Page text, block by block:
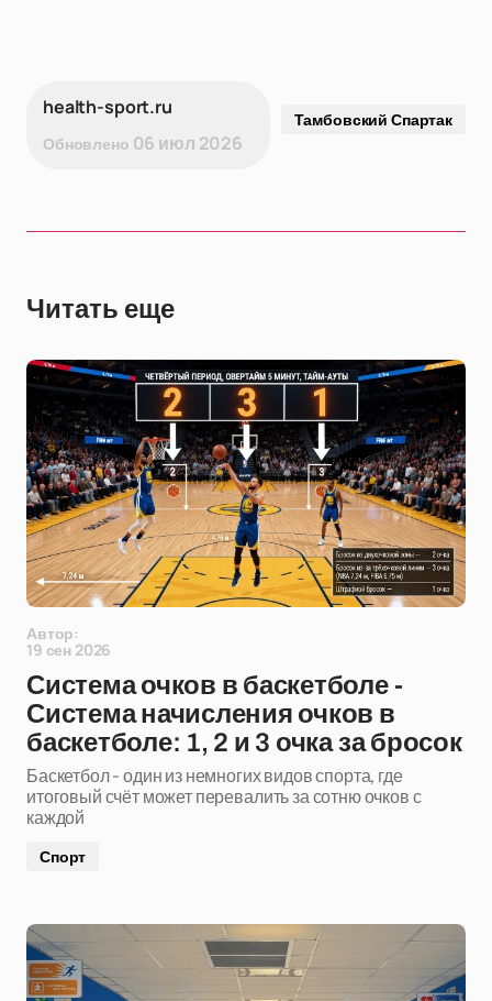
health-sport.ru
Обновлено 06 июл 2026
Тамбовский Спартак
Читать еще
Автор:
19 сен 2026
Система очков в баскетболе -
Система начисления очков в
баскетболе: 1, 2 и 3 очка за бросок
Баскетбол - один из немногих видов спорта, где
итоговый счёт может перевалить за сотню очков с
каждой
Спорт